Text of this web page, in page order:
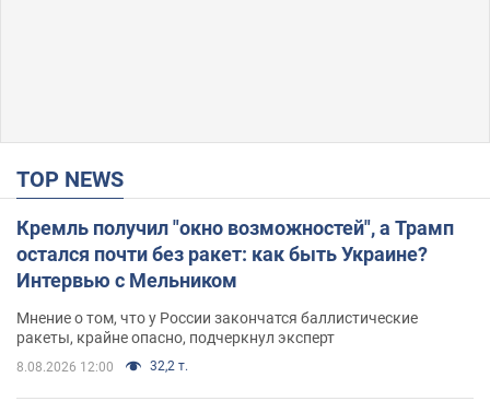
TOP NEWS
Кремль получил "окно возможностей", а Трамп
остался почти без ракет: как быть Украине?
Интервью с Мельником
Мнение о том, что у России закончатся баллистические
ракеты, крайне опасно, подчеркнул эксперт
8.08.2026 12:00 32,2 т.